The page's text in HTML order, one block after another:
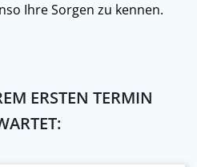
Ihre Sorgen zu kennen.
ERSTEN TERMIN